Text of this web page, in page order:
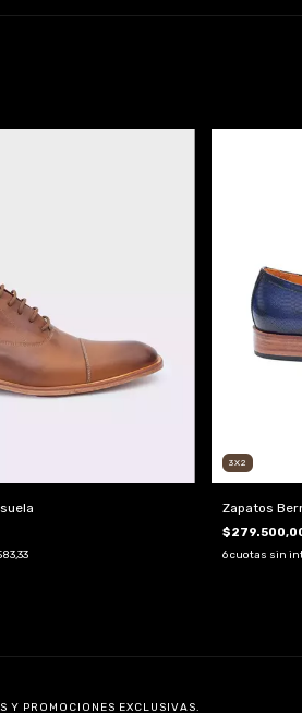
3X2
Zapatos
6cuotas sin
Y PROMOCIONES EXCLUSIVAS.